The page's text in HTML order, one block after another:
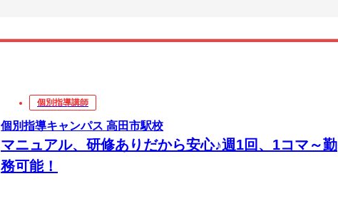
個別指導講師
個別指導キャンパス 高田市駅校
マニュアル、研修ありだから安心♪週1回、1コマ～勤
務可能！